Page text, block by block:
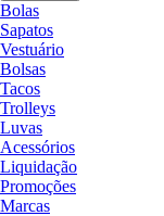
Bolas
Sapatos
Vestuário
Bolsas
Tacos
Trolleys
Luvas
Acessórios
Liquidação
Promoções
Marcas